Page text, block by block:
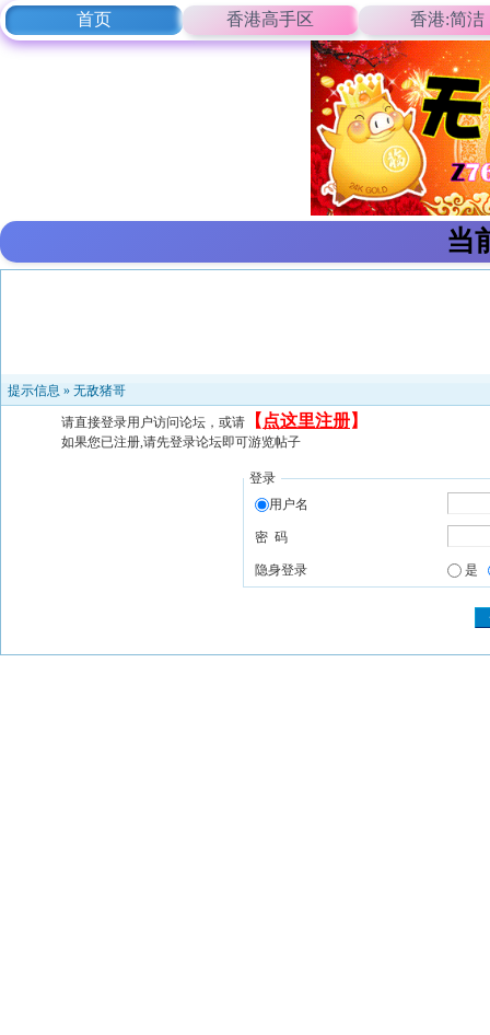
首页 香港高手区 香港:简洁
当
提示信息 » 无敌猪哥
请直接登录用户访问论坛，或请 【 点这里注册】
如果您已注册,请先登录论坛即可游览帖子
登录
用户名
密 码
隐身登录 是